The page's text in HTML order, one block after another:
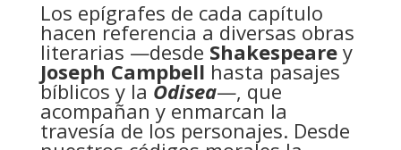
Los epígrafes de cada capítulo
hacen referencia a diversas obras
literarias —desde Shakespearey
Joseph Campbell hasta pasajes
bíblicos y la Odisea—, que
acompañan y enmarcan la
travesía de los personajes. Desde